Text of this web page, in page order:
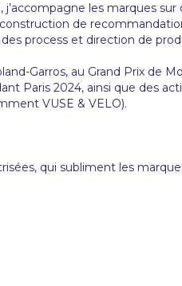
les marques sur
de
process et direction de
Garros, au Grand Prix de
Paris 2024, ainsi que des
VUSE & VELO).
qui subliment les